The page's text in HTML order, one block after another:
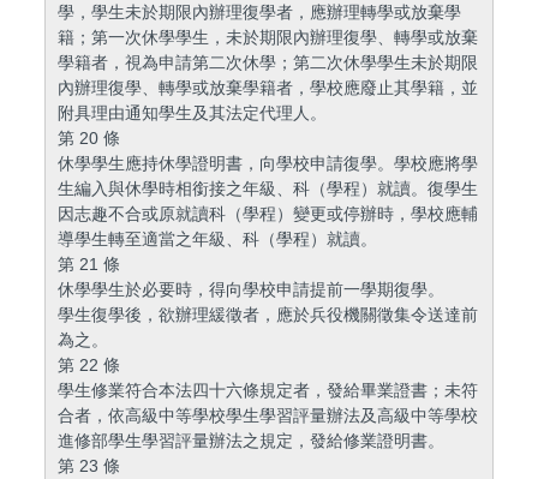
學，學生未於期限內辦理復學者，應辦理轉學或放棄學
籍；第一次休學學生，未於期限內辦理復學、轉學或放棄
學籍者，視為申請第二次休學；第二次休學學生未於期限
內辦理復學、轉學或放棄學籍者，學校應廢止其學籍，並
附具理由通知學生及其法定代理人。
第 20 條
休學學生應持休學證明書，向學校申請復學。學校應將學
生編入與休學時相銜接之年級、科（學程）就讀。復學生
因志趣不合或原就讀科（學程）變更或停辦時，學校應輔
導學生轉至適當之年級、科（學程）就讀。
第 21 條
休學學生於必要時，得向學校申請提前一學期復學。
學生復學後，欲辦理緩徵者，應於兵役機關徵集令送達前
為之。
第 22 條
學生修業符合本法四十六條規定者，發給畢業證書；未符
合者，依高級中等學校學生學習評量辦法及高級中等學校
進修部學生學習評量辦法之規定，發給修業證明書。
第 23 條